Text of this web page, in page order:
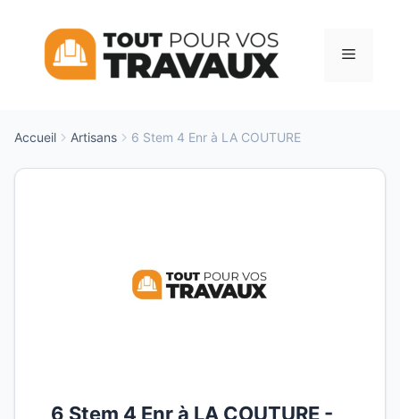
contenu
Menu
Accueil Artisans 6 Stem 4 Enr à LA COUTURE
6 Stem 4 Enr à LA COUTURE -